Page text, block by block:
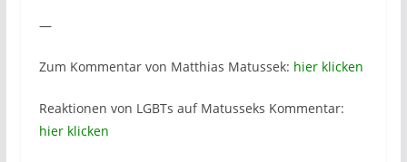
—
Zum Kommentar von Matthias Matussek: hier klicken
Reaktionen von LGBTs auf Matusseks Kommentar:
hier klicken